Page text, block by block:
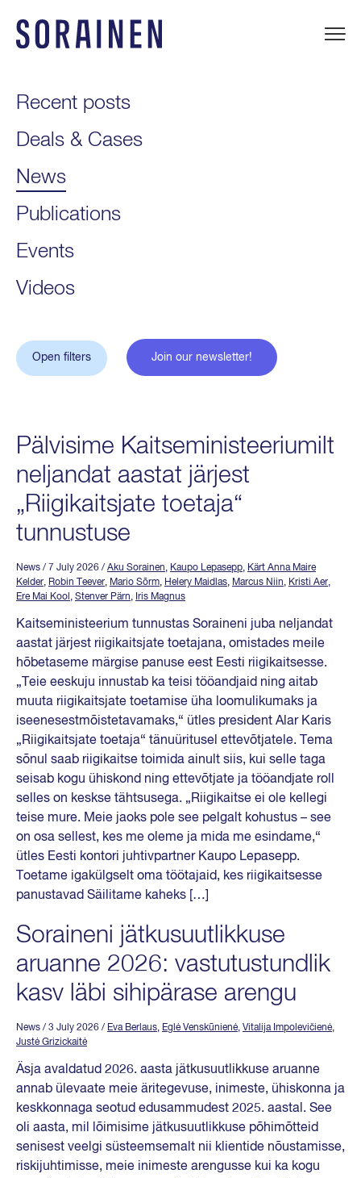
content
Recent posts
Deals & Cases
News
Publications
Events
Videos
Pälvisime Kaitseministeeriumilt
neljandat aastat järjest
„Riigikaitsjate toetaja“
tunnustuse
News / 7 July 2026 / Aku Sorainen, Kaupo Lepasepp, Kärt Anna Maire
Kelder, Robin Teever, Mario Sõrm, Helery Maidlas, Marcus Niin, Kristi Aer,
Ere Mai Kool , Stenver Pärn, Iris Magnus
Kaitseministeerium tunnustas Soraineni juba neljandat
aastat järjest riigikaitsjate toetajana, omistades meile
hõbetaseme märgise panuse eest Eesti riigikaitsesse.
„Teie eeskuju innustab ka teisi tööandjaid ning aitab
muuta riigikaitsjate toetamise üha loomulikumaks ja
iseenesestmõistetavamaks,“ ütles president Alar Karis
„Riigikaitsjate toetaja“ tänuüritusel ettevõtjatele. Tema
sõnul saab riigikaitse toimida ainult siis, kui selle taga
seisab kogu ühiskond ning ettevõtjate ja tööandjate roll
selles on keskse tähtsusega. „Riigikaitse ei ole kellegi
teise mure. Meie jaoks pole see pelgalt kohustus – see
on osa sellest, kes me oleme ja mida me esindame,“
ütles Eesti kontori juhtivpartner Kaupo Lepasepp.
Toetame igakülgselt oma töötajaid, kes riigikaitsesse
panustavad Säilitame kaheks […]
Soraineni jätkusuutlikkuse
aruanne 2026: vastutustundlik
kasv läbi sihipärase arengu
News / 3 July 2026 / Eva Berlaus, Eglė Venskūnienė, Vitalija Impolevičienė,
Justė Grizickaitė
Äsja avaldatud 2026. aasta jätkusuutlikkuse aruanne
annab ülevaate meie äritegevuse, inimeste, ühiskonna ja
keskkonnaga seotud edusammudest 2025. aastal. See
oli aasta, mil lõimisime jätkusuutlikkuse põhimõtteid
senisest veelgi süsteemsemalt nii klientide nõustamisse,
riskijuhtimisse, meie inimeste arengusse kui ka kogu
Open filters Join our newsletter!